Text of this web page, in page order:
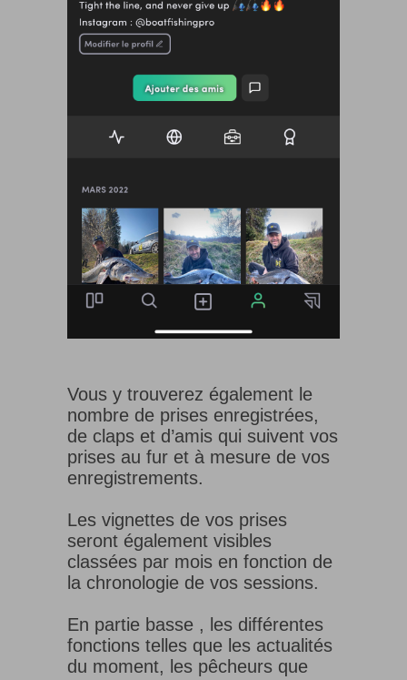
Vous y trouverez également le
nombre de prises enregistrées,
de claps et d’amis qui suivent vos
prises au fur et à mesure de vos
enregistrements.
Les vignettes de vos prises
seront également visibles
classées par mois en fonction de
la chronologie de vos sessions.
En partie basse , les différentes
fonctions telles que les actualités
du moment, les pêcheurs que